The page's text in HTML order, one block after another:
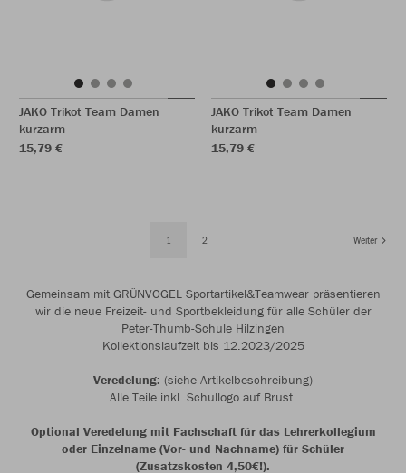
JAKO Trikot Team Damen
kurzarm
15,79 €
JAKO Trikot Team Damen
kurzarm
15,79 €
1 2 Weiter
Gemeinsam mit GRÜNVOGEL Sportartikel&Teamwear präsentieren
wir die neue Freizeit- und Sportbekleidung für alle Schüler der
Peter-Thumb-Schule Hilzingen
Kollektionslaufzeit bis 12.2023/2025
Veredelung: (siehe Artikelbeschreibung)
Alle Teile inkl. Schullogo auf Brust.
Optional Veredelung mit Fachschaft für das Lehrerkollegium
oder Einzelname (Vor- und Nachname) für Schüler
(Zusatzskosten 4,50€!).